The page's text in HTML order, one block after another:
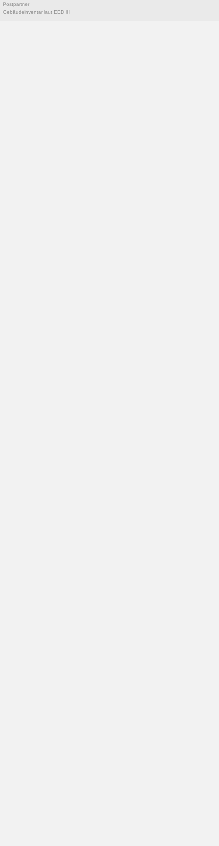
Postpartner
Gebäudeinventar laut EED III